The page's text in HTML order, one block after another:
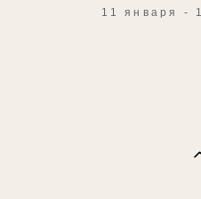
11 января -